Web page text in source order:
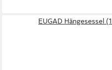
EUGAD Hängesessel